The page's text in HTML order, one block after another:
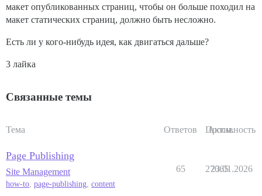
макет опубликованных страниц, чтобы он больше походил на
макет статических страниц, должно быть несложно.
Есть ли у кого-нибудь идея, как двигаться дальше?
3 лайка
Связанные темы
Тема Ответов Просм.
Активность
Page Publishing
Site Management
how-to, page-publishing, content
65 27065
23.01.2026